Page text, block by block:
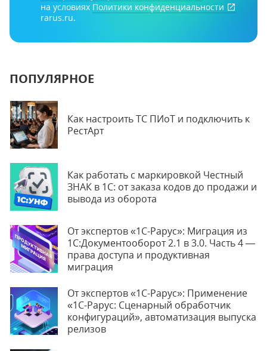
на условиях Политики конфиденциальности
rarus.ru.
ПОПУЛЯРНОЕ
Как настроить ТС ПИоТ и подключить к
РестАрт
Как работать с маркировкой Честный
ЗНАК в 1С: от заказа кодов до продажи и
вывода из оборота
От экспертов «1С-Рарус»: Миграция из
1С:Документооборот 2.1 в 3.0. Часть 4 —
права доступа и продуктивная
миграция
От экспертов «1С-Рарус»: Применение
«1С-Рарус: Сценарный обработчик
конфигураций», автоматизация выпуска
релизов